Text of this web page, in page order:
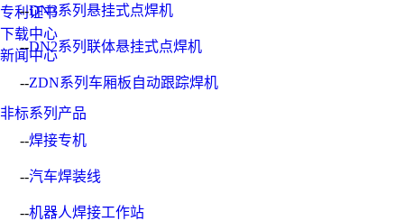
专利证书
下载中心
新闻中心
--DN3系列悬挂式点焊机
--DN2系列联体悬挂式点焊机
--ZDN系列车厢板自动跟踪焊机
非标系列产品
--焊接专机
--汽车焊装线
--机器人焊接工作站